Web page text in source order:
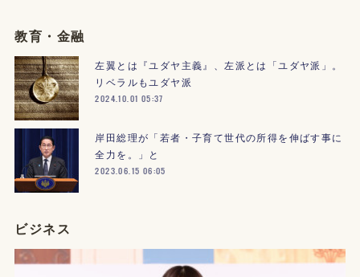
教育・金融
左翼とは『ユダヤ主義』、左派とは「ユダヤ派」。
リベラルもユダヤ派
2024.10.01 05:37
岸田総理が「若者・子育て世代の所得を伸ばす事に
全力を。」と
2023.06.15 06:05
ビジネス